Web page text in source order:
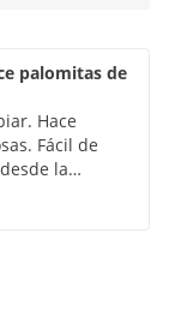
palomitas de
Hace
Fácil de
la